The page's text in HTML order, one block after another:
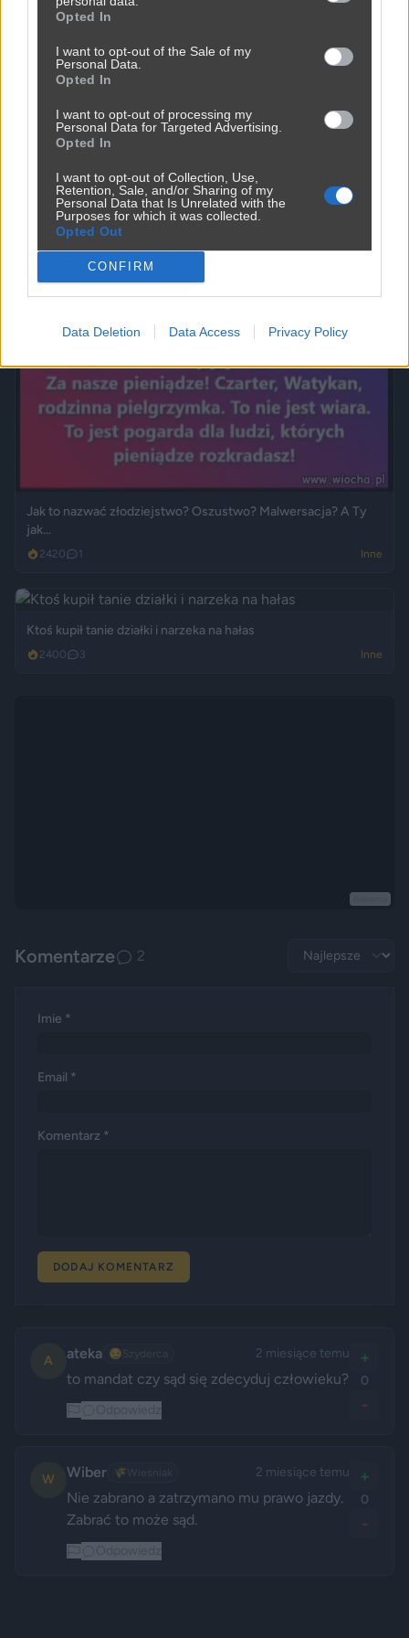
Opted In
I want to opt-out of the Sale of my
Personal Data.
Opted In
I want to opt-out of processing my
Personal Data for Targeted Advertising.
Opted In
I want to opt-out of Collection, Use,
Retention, Sale, and/or Sharing of my
Personal Data that Is Unrelated with the
Purposes for which it was collected.
Opted Out
CONFIRM
Data Deletion Data Access Privacy Policy
Powinna do pakietu być
2450 9
Jak to nazwać złodziejstwo? Oszustwo? Malwersacja? A Ty
jak...
2420 1 Inne
Ktoś kupił tanie działki i narzeka na hałas
2400 3 Inne
Komentarze 2
Imie *
Email *
Komentarz *
DODAJ KOMENTARZ
A ateka 😏 2 miesiące temu
to mandat czy sąd się zdecyduj człowieku?
+
0
-
W Wiber 🌾 2 miesiące temu
Nie zabrano a zatrzymano mu prawo jazdy.
+
0
-